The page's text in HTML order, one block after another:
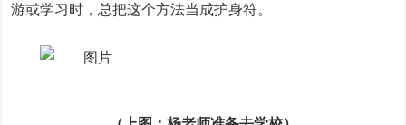
游或学习时，总把这个方法当成护身符。